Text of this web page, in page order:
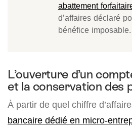
abattement
d’affaires déclaré
bénéfice imposable.
L’ouverture d’un
et la conservation des
À partir de quel chiffre
bancaire dédié en micro-